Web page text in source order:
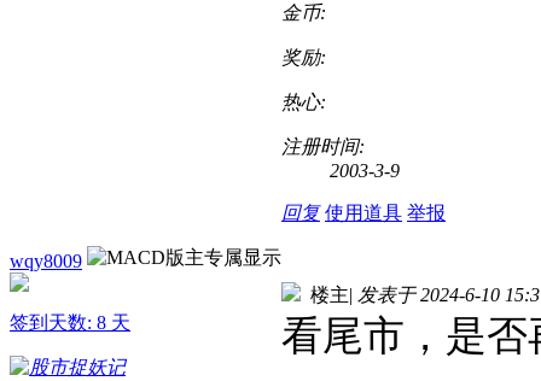
金币:
奖励:
热心:
注册时间:
2003-3-9
回复 使用道具 举报
wqy8009
签到天数: 8 天
楼主| 发表于 2024-6-10
看尾市，是否